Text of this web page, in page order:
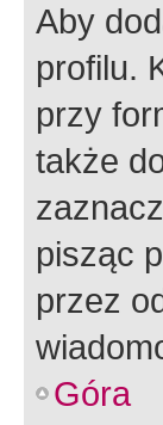
Aby
profilu.
przy
także
pisząc
przez
Góra